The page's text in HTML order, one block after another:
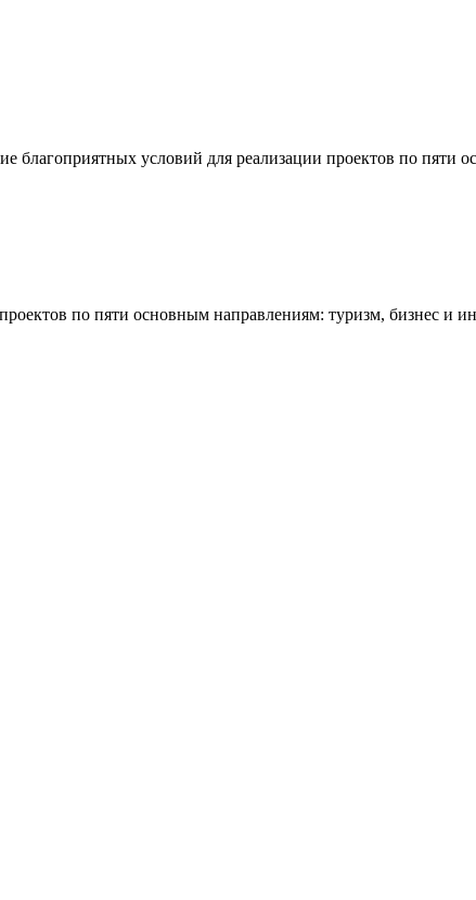
благоприятных условий для реализации проектов по
по пяти основным направлениям: туризм, бизнес и